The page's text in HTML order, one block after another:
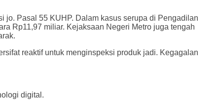
jo. Pasal 55 KUHP. Dalam kasus serupa di Pengadilan
Rp11,97 miliar. Kejaksaan Negeri Metro juga tengah
reaktif untuk menginspeksi produk jadi. Kegagalan
digital.